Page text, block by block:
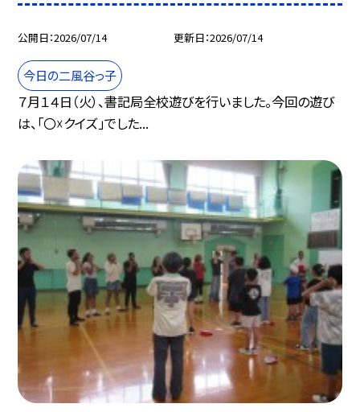
公開日 2026/07/14 更新日 2026/07/14
今日の二風谷っ子
７月１４日（火）、書記局全校遊びを行いました。今回の遊び
は、「〇☓クイズ」でした...